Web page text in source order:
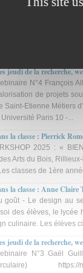
DE MODE,
et matérialiser
jeudi de la recherche,
N°4 François
de projets
Saint-Etienne Métiers
Paris 10 -...
la classe : Pierrick
2025 : «
Arts du Bois,
classes de 1ère
la classe : Anne Claire
goût - Le design au
des élèves, le lycée
culinaire. Les élèves
jeudi de la recherche,
N°3 Gaël
https://